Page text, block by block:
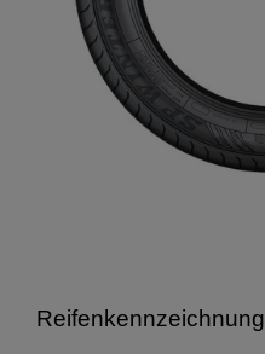
Reifenkennzeichnung